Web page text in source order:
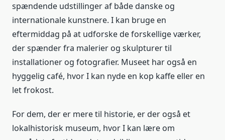
spændende udstillinger af både danske og
internationale kunstnere. I kan bruge en
eftermiddag på at udforske de forskellige værker,
der spænder fra malerier og skulpturer til
installationer og fotografier. Museet har også en
hyggelig café, hvor I kan nyde en kop kaffe eller en
let frokost.
For dem, der er mere til historie, er der også et
lokalhistorisk museum, hvor I kan lære om